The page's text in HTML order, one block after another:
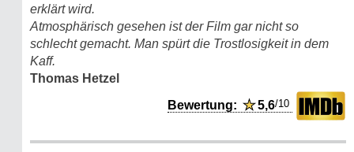
erklärt wird.
Atmosphärisch gesehen ist der Film gar nicht so
schlecht gemacht. Man spürt die Trostlosigkeit in dem
Kaff.
Thomas Hetzel
Bewertung:★5,6/10